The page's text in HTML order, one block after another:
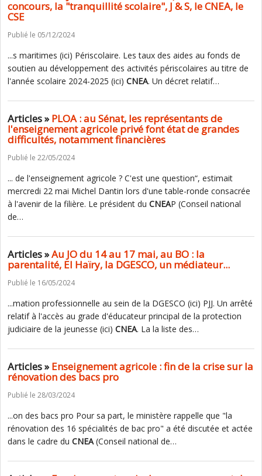
concours, la "tranquillité scolaire", J & S, le CNEA, le
CSE
Publié le 05/12/2024
...s maritimes (ici) Périscolaire. Les taux des aides au fonds de
soutien au développement des activités périscolaires au titre de
l'année scolaire 2024-2025 (ici) CNEA. Un décret relatif…
Articles »PLOA : au Sénat, les représentants de
l'enseignement agricole privé font état de grandes
difficultés, notamment financières
Publié le 22/05/2024
... de l'enseignement agricole ? C'est une question“, estimait
mercredi 22 mai Michel Dantin lors d'une table-ronde consacrée
à l'avenir de la filière. Le président du CNEAP (Conseil national
de…
Articles »Au JO du 14 au 17 mai, au BO : la
parentalité, El Haïry, la DGESCO, un médiateur...
Publié le 16/05/2024
...mation professionnelle au sein de la DGESCO (ici) PJJ. Un arrêté
relatif à l'accès au grade d'éducateur principal de la protection
judiciaire de la jeunesse (ici) CNEA. La la liste des…
Articles »Enseignement agricole : fin de la crise sur la
rénovation des bacs pro
Publié le 28/03/2024
...on des bacs pro Pour sa part, le ministère rappelle que "la
rénovation des 16 spécialités de bac pro" a été discutée et actée
dans le cadre du CNEA(Conseil national de…